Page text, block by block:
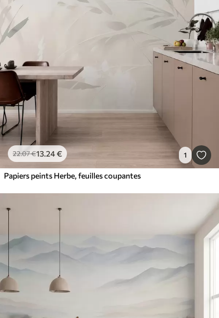
22.07€13.24€ 1
Papiers peints Herbe, feuilles coupantes